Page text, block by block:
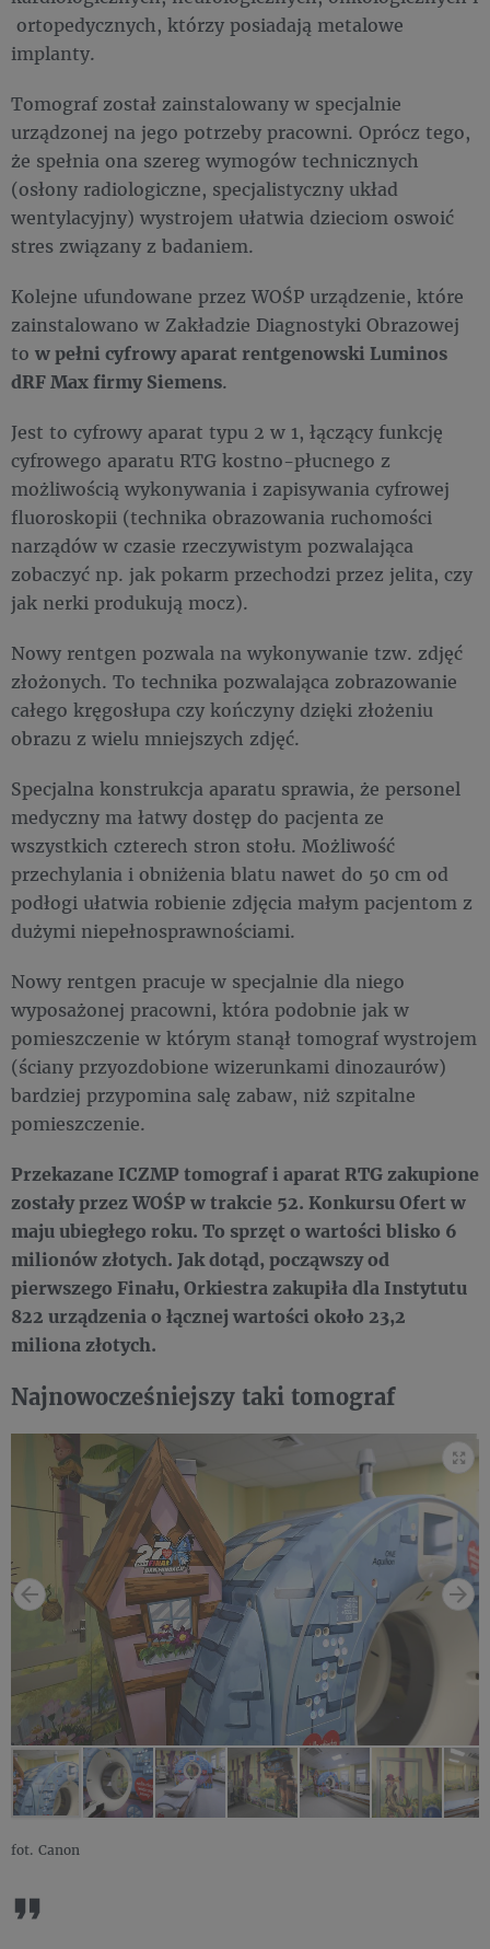
ortopedycznych, którzy posiadają metalowe
implanty.
Tomograf został zainstalowany w specjalnie
urządzonej na jego potrzeby pracowni. Oprócz tego,
że spełnia ona szereg wymogów technicznych
(osłony radiologiczne, specjalistyczny układ
wentylacyjny) wystrojem ułatwia dzieciom oswoić
stres związany z badaniem.
Kolejne ufundowane przez WOŚP urządzenie, które
zainstalowano w Zakładzie Diagnostyki Obrazowej
to w pełni cyfrowy aparat rentgenowski Luminos
dRF Max firmy Siemens.
Jest to cyfrowy aparat typu 2 w 1, łączący funkcję
cyfrowego aparatu RTG kostno-płucnego z
możliwością wykonywania i zapisywania cyfrowej
fluoroskopii (technika obrazowania ruchomości
narządów w czasie rzeczywistym pozwalająca
zobaczyć np. jak pokarm przechodzi przez jelita, czy
jak nerki produkują mocz).
Nowy rentgen pozwala na wykonywanie tzw. zdjęć
złożonych. To technika pozwalająca zobrazowanie
całego kręgosłupa czy kończyny dzięki złożeniu
obrazu z wielu mniejszych zdjęć.
Specjalna konstrukcja aparatu sprawia, że personel
medyczny ma łatwy dostęp do pacjenta ze
wszystkich czterech stron stołu. Możliwość
przechylania i obniżenia blatu nawet do 50 cm od
podłogi ułatwia robienie zdjęcia małym pacjentom z
dużymi niepełnosprawnościami.
Nowy rentgen pracuje w specjalnie dla niego
wyposażonej pracowni, która podobnie jak w
pomieszczenie w którym stanął tomograf wystrojem
(ściany przyozdobione wizerunkami dinozaurów)
bardziej przypomina salę zabaw, niż szpitalne
pomieszczenie.
Przekazane ICZMP tomograf i aparat RTG zakupione
zostały przez WOŚP w trakcie 52. Konkursu Ofert w
maju ubiegłego roku. To sprzęt o wartości blisko 6
milionów złotych. Jak dotąd, począwszy od
pierwszego Finału, Orkiestra zakupiła dla Instytutu
822 urządzenia o łącznej wartości około 23,2
miliona złotych.
Najnowocześniejszy taki tomograf
fot. Canon